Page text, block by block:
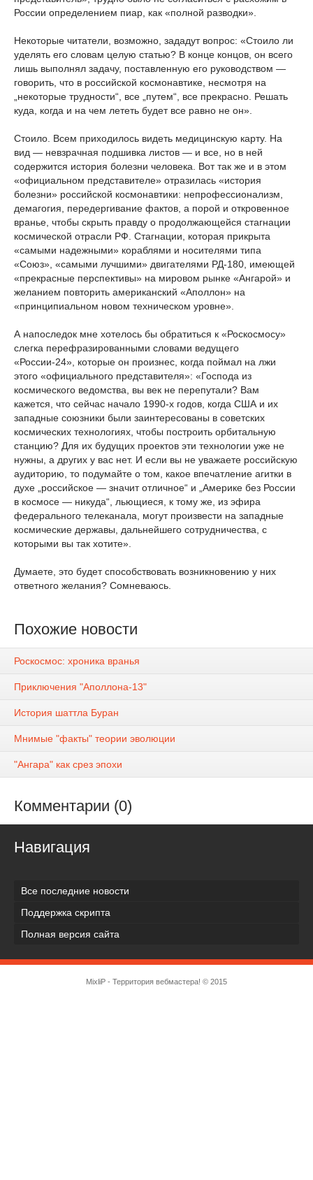
России определением пиар, как «полной разводки».
Некоторые читатели, возможно, зададут вопрос: «Стоило ли
уделять его словам целую статью? В конце концов, он всего
лишь выполнял задачу, поставленную его руководством —
говорить, что в российской космонавтике, несмотря на
„некоторые трудности“, все „путем“, все прекрасно. Решать
куда, когда и на чем лететь будет все равно не он».
Стоило. Всем приходилось видеть медицинскую карту. На
вид — невзрачная подшивка листов — и все, но в ней
содержится история болезни человека. Вот так же и в этом
«официальном представителе» отразилась «история
болезни» российской космонавтики: непрофессионализм,
демагогия, передергивание фактов, а порой и откровенное
вранье, чтобы скрыть правду о продолжающейся стагнации
космической отрасли РФ. Стагнации, которая прикрыта
«самыми надежными» кораблями и носителями типа
«Союз», «самыми лучшими» двигателями РД-180, имеющей
«прекрасные перспективы» на мировом рынке «Ангарой» и
желанием повторить американский «Аполлон» на
«принципиальном новом техническом уровне».
А напоследок мне хотелось бы обратиться к «Роскосмосу»
слегка перефразированными словами ведущего
«России-24», которые он произнес, когда поймал на лжи
этого «официального представителя»: «Господа из
космического ведомства, вы век не перепутали? Вам
кажется, что сейчас начало 1990-х годов, когда США и их
западные союзники были заинтересованы в советских
космических технологиях, чтобы построить орбитальную
станцию? Для их будущих проектов эти технологии уже не
нужны, а других у вас нет. И если вы не уважаете российскую
аудиторию, то подумайте о том, какое впечатление агитки в
духе „российское — значит отличное“ и „Америке без России
в космосе — никуда“, льющиеся, к тому же, из эфира
федерального телеканала, могут произвести на западные
космические державы, дальнейшего сотрудничества, с
которыми вы так хотите».
Думаете, это будет способствовать возникновению у них
ответного желания? Сомневаюсь.
Похожие новости
Роскосмос: хроника вранья
Приключения "Аполлона-13"
История шаттла Буран
Мнимые "факты" теории эволюции
"Ангара" как срез эпохи
Комментарии (0)
Навигация
Все последние новости
Поддержка скрипта
Полная версия сайта
MixliP - Территория вебмастера! © 2015